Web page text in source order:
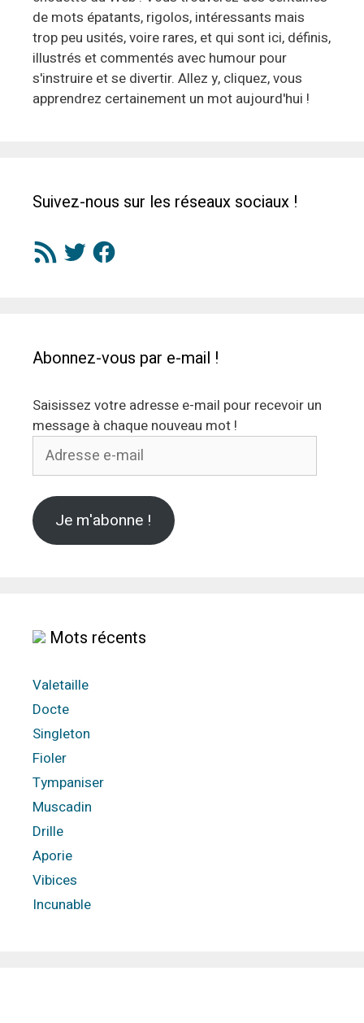
de mots épatants, rigolos, intéressants mais
trop peu usités, voire rares, et qui sont ici, définis,
illustrés et commentés avec humour pour
s'instruire et se divertir. Allez y, cliquez, vous
apprendrez certainement un mot aujourd'hui !
Suivez-nous sur les réseaux sociaux !
Flux
RSS
TwitterFacebook
Abonnez-vous par e-mail !
Saisissez votre adresse e-mail pour recevoir un
message à chaque nouveau mot !
Adresse
Je m'abonne !
Mots récents
Valetaille
Docte
Singleton
Fioler
Tympaniser
Muscadin
Drille
Aporie
Vibices
Incunable